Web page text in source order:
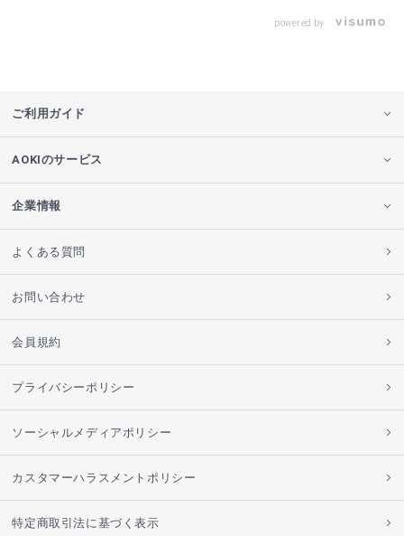
powered by
ご利用ガイド
AOKIのサービス
企業情報
よくある質問
お問い合わせ
会員規約
プライバシーポリシー
ソーシャルメディアポリシー
カスタマーハラスメントポリシー
特定商取引法に基づく表示